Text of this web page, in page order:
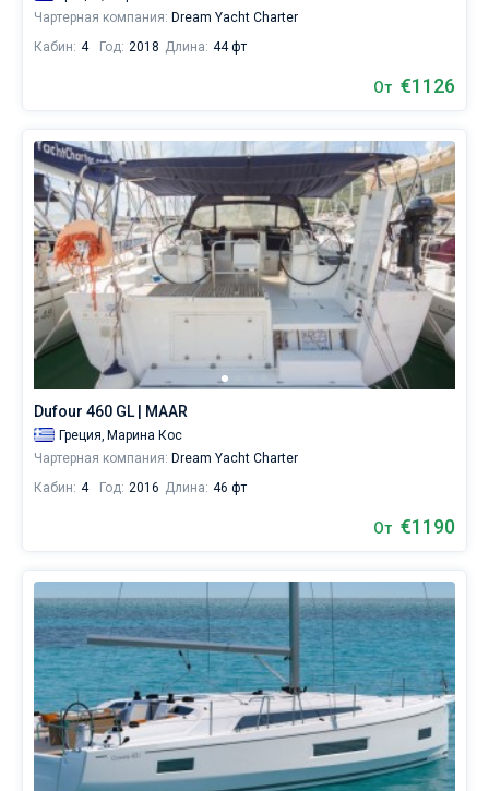
Чартерная компания: Dream Yacht Charter
Кабин: 4 Год: 2018 Длина: 44 фт
От €1126
Dufour 460 GL | MAAR
Греция, Марина Кос
Чартерная компания: Dream Yacht Charter
Кабин: 4 Год: 2016 Длина: 46 фт
От €1190